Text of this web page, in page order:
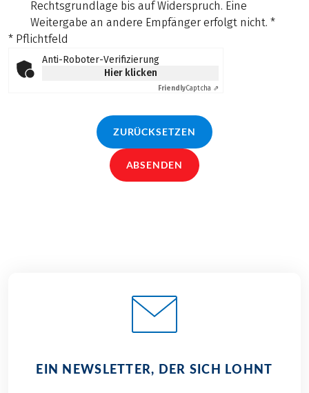
Rechtsgrundlage bis auf Widerspruch. Eine
Weitergabe an andere Empfänger erfolgt nicht. *
* Pflichtfeld
Anti-Roboter-Verifizierung
Hier klicken
FriendlyCaptcha ⇗
ZURÜCKSETZEN
ABSENDEN
EIN NEWSLETTER, DER SICH LOHNT